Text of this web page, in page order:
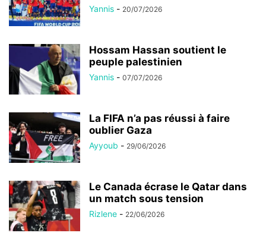
Yannis - 20/07/2026
Hossam Hassan soutient le
peuple palestinien
Yannis - 07/07/2026
La FIFA n’a pas réussi à faire
oublier Gaza
Ayyoub - 29/06/2026
Le Canada écrase le Qatar dans
un match sous tension
Rizlene - 22/06/2026